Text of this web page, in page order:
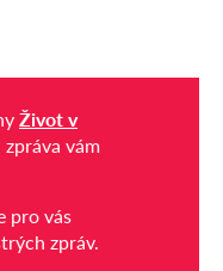
Život v
zpráva vám
pro vás
zpráv.